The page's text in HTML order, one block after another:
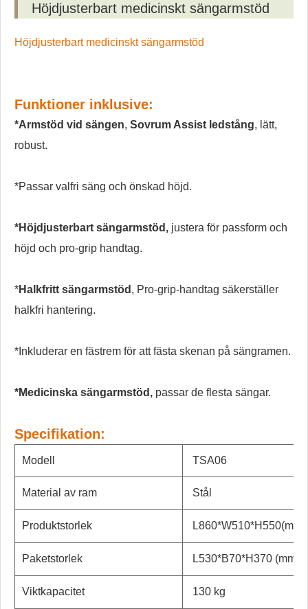
Höjdjusterbart medicinskt sängarmstöd
Höjdjusterbart medicinskt sängarmstöd
Funktioner inklusive:
*Armstöd vid sängen, Sovrum Assist ledstång, lätt,
robust.
*Passar valfri säng och önskad höjd.
*Höjdjusterbart sängarmstöd, justera för passform och
höjd och pro-grip handtag.
*Halkfritt sängarmstöd , Pro-grip-handtag säkerställer
halkfri hantering.
*Inkluderar en fästrem för att fästa skenan på sängramen.
*Medicinska sängarmstöd , passar de flesta sängar.
Specifikation:
Modell TSA06
Material av ram Stål
Produktstorlek L860*W510*H550(mm)
Paketstorlek L530*B70*H370 (mm)
Viktkapacitet 130 kg